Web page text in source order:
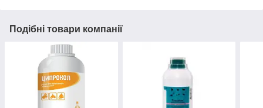
Подібні товари компанії